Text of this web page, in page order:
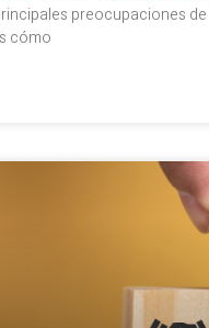
preocupaciones
cómo